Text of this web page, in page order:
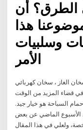
الطرق؟ أن
هذا
وسلبيات
الأمر
الغاز ، سخان كهربائي
قضاء المزيد من الوقت
السباحة هو خيار جيد.
الأسبوع الماضي عن بعض
ولعلي في هذا المقال